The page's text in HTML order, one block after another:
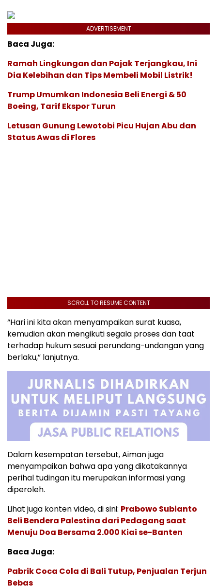
ADVERTISEMENT
Baca Juga:
Ramah Lingkungan dan Pajak Terjangkau, Ini
Dia Kelebihan dan Tips Membeli Mobil Listrik!
Trump Umumkan Indonesia Beli Energi & 50
Boeing, Tarif Ekspor Turun
Letusan Gunung Lewotobi Picu Hujan Abu dan
Status Awas di Flores
SCROLL TO RESUME CONTENT
“Hari ini kita akan menyampaikan surat kuasa,
kemudian akan mengikuti segala proses dan taat
terhadap hukum sesuai perundang-undangan yang
berlaku,” lanjutnya.
Dalam kesempatan tersebut, Aiman juga
menyampaikan bahwa apa yang dikatakannya
perihal tudingan itu merupakan informasi yang
diperoleh.
Lihat juga konten video, di sini: Prabowo Subianto
Beli Bendera Palestina dari Pedagang saat
Menuju Doa Bersama 2.000 Kiai se-Banten
Baca Juga:
Pabrik Coca Cola di Bali Tutup, Penjualan Terjun
Bebas